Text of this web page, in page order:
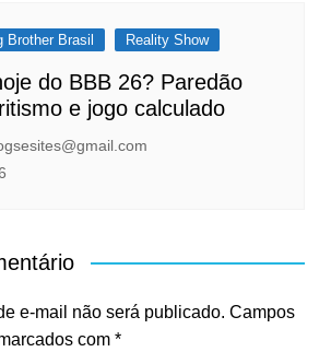
Brother Brasil Reality Show
do BBB 26? Paredão
e jogo calculado
e-mail não será publicado. Campos
com *